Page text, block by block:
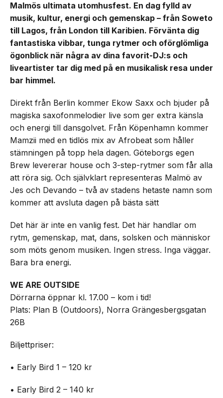
Malmös ultimata utomhusfest. En dag fylld av
musik, kultur, energi och gemenskap – från Soweto
till Lagos, från London till Karibien. Förvänta dig
fantastiska vibbar, tunga rytmer och oförglömliga
ögonblick när några av dina favorit-DJ:s och
liveartister tar dig med på en musikalisk resa under
bar himmel.
Direkt från Berlin kommer Ekow Saxx och bjuder på
magiska saxofonmelodier live som ger extra känsla
och energi till dansgolvet. Från Köpenhamn kommer
Mamzii med en tidlös mix av Afrobeat som håller
stämningen på topp hela dagen. Göteborgs egen
Brew levererar house och 3-step-rytmer som får alla
att röra sig. Och självklart representeras Malmö av
Jes och Devando – två av stadens hetaste namn som
kommer att avsluta dagen på bästa sätt
Det här är inte en vanlig fest. Det här handlar om
rytm, gemenskap, mat, dans, solsken och människor
som möts genom musiken. Ingen stress. Inga väggar.
Bara bra energi.
WE ARE OUTSIDE
Dörrarna öppnar kl. 17.00 – kom i tid!
Plats: Plan B (Outdoors), Norra Grängesbergsgatan
26B
Biljettpriser:
• Early Bird 1 – 120 kr
• Early Bird 2 – 140 kr